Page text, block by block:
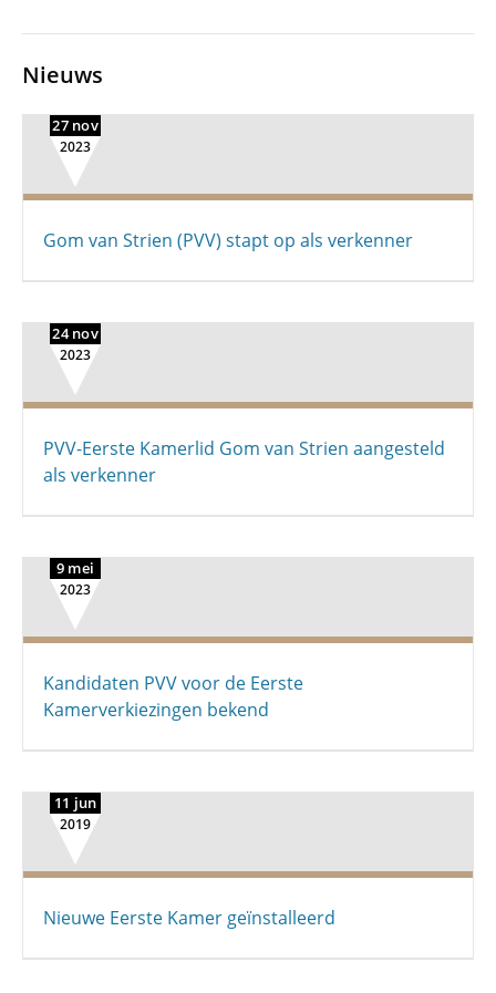
Nieuws
27 nov
2023
Gom van Strien (PVV) stapt op als verkenner
24 nov
2023
PVV-Eerste Kamerlid Gom van Strien aangesteld
als verkenner
9 mei
2023
Kandidaten PVV voor de Eerste
Kamerverkiezingen bekend
11 jun
2019
Nieuwe Eerste Kamer geïnstalleerd